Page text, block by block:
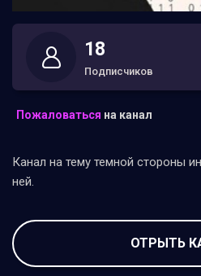
18
Подписчиков
Пожаловаться на канал
Канал на тему темной стороны
ней.
ОТРЫТЬ